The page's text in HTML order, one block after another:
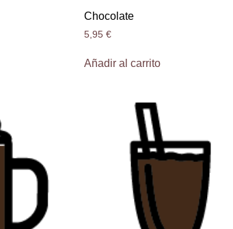
Chocolate
5,95€
Añadir al carrito